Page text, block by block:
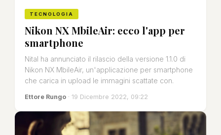
TECNOLOGIA
Nikon NX MbileAir: ecco l'app per
smartphone
Nital ha annunciato il rilascio della versione 1.1.0 di
Nikon NX MbileAir, un'applicazione per smartphone
che carica in upload le immagini scattate con.
Ettore Rungo · 19 Dicembre 2022, 09:22